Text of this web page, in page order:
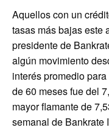
Aquellos con un
tasas más bajas este
presidente de
algún movimiento
interés promedio
de 60 meses fue del
mayor flamante de
semanal de Bankrate